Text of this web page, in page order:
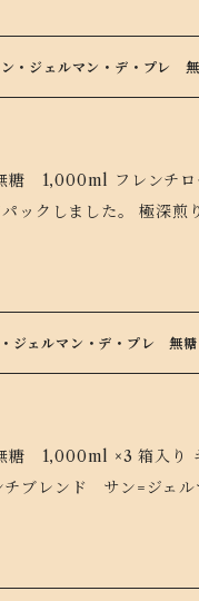
レンド サン=ジェルマ
ン・ジェルマン・デ・プ
ストの人気ブレン
ックしました。 極深煎
ブレンド サン=ジェルマ
・ジェルマン・デ・プレ
箱入り ギフトにおすすめ！
ンチブレンド サン=ジ